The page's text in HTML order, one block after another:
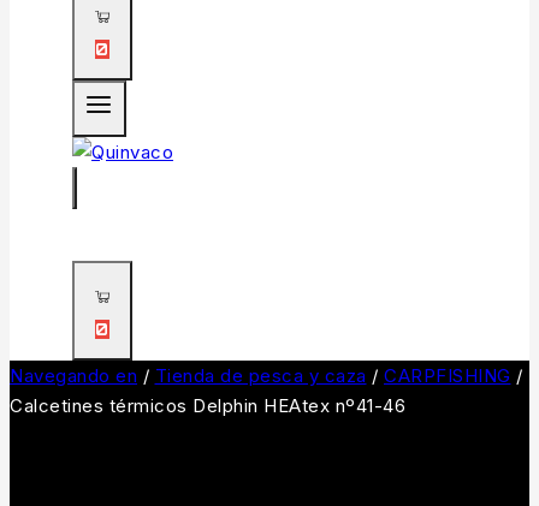
0
0
Navegando en / Tienda de pesca y caza / CARPFISHING /
Calcetines térmicos Delphin HEAtex nº41-46